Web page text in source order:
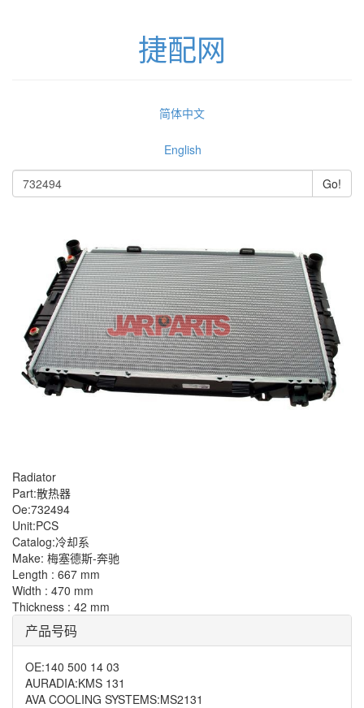
捷配网
简体中文
English
Radiator
Part:散热器
Oe:732494
Unit:PCS
Catalog:冷却系
Make: 梅塞德斯-奔驰
Length : 667 mm
Width : 470 mm
Thickness : 42 mm
产品号码
OE:140 500 14 03
AURADIA:KMS 131
AVA COOLING SYSTEMS:MS2131